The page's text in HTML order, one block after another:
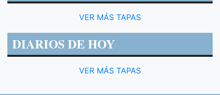
VER MÁS TAPAS
DIARIOS DE HOY
VER MÁS TAPAS